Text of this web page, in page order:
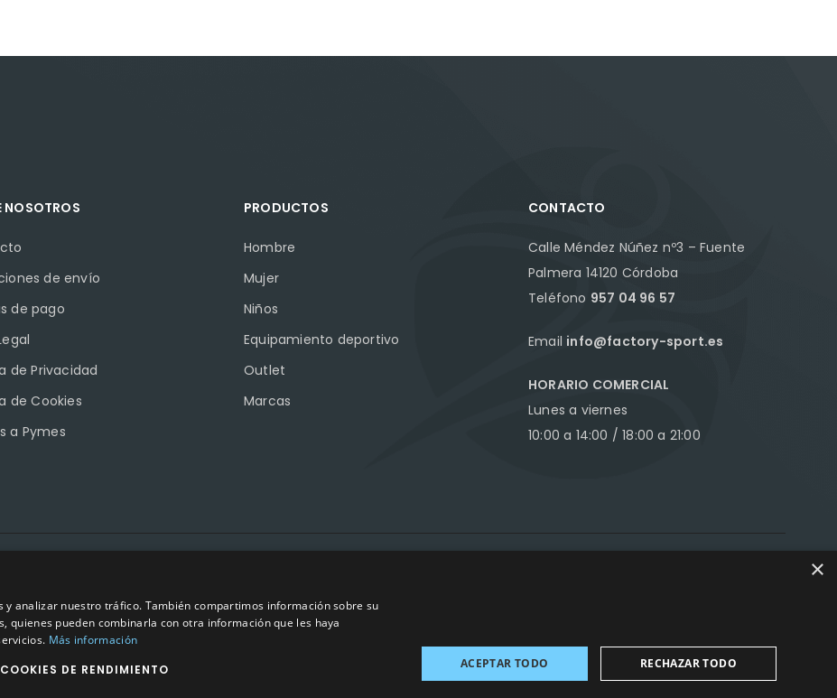
NOSOTROS
de envío
de pago
de Privacidad
de Cookies
a Pymes
PRODUCTOS
Hombre
Mujer
Niños
Equipamiento deportivo
Outlet
Marcas
CONTACTO
Calle Méndez Núñez nº3 – Fuente
Palmera 14120 Córdoba
Teléfono 957 04 96 57
Email info@factory-sport.es
HORARIO COMERCIAL
Lunes a viernes
10:00 a 14:00 / 18:00 a 21:00
×
analizar nuestro tráfico. También compartimos información sobre su
quienes pueden combinarla con otra información que les haya
Más información
COOKIES DE RENDIMIENTO ACEPTAR TODO RECHAZAR TODO